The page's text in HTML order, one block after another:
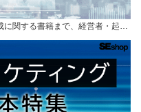
に関する書籍まで、経営者・起…